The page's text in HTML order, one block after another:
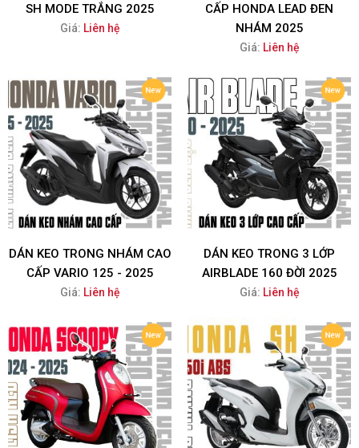
SH MODE TRẮNG 2025
Giá: Liên hệ
CẤP HONDA LEAD ĐEN
NHÁM 2025
Giá: Liên hệ
DÁN KEO TRONG NHÁM CAO
CẤP VARIO 125 - 2025
Giá: Liên hệ
DÁN KEO TRONG 3 LỚP
AIRBLADE 160 ĐỜI 2025
Giá: Liên hệ